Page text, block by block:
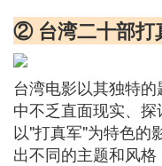
② 台湾二十部打
台湾电影以其独特
中不乏直面现实、
以"打真军"为特色的
出不同的主题和风格